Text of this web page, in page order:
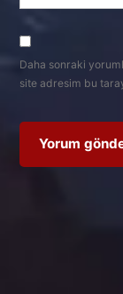
Daha sonraki
site adresim bu